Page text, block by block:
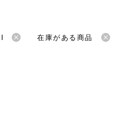
在庫がある商品